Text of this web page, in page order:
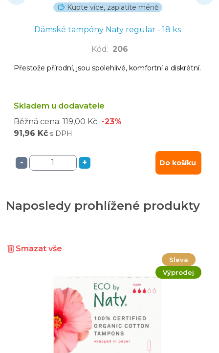
Kupte více, zaplatíte méně
Dámské tampóny Naty regular - 18 ks
Kód : 206
Přestože přírodní, jsou spolehlivé, komfortní a diskrétní.
Skladem u dodavatele
Běžná cena: 119,00 Kč -23%
91,96 Kč s DPH
- + Do košíku
Naposledy prohlížené produkty
Smazat vše
Sleva
Výprodej